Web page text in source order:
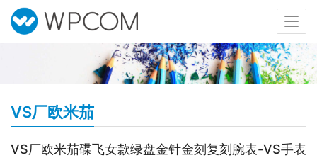
VS厂欧米茄
VS厂欧米茄碟飞女款绿盘金针金刻复刻腕表-VS手表